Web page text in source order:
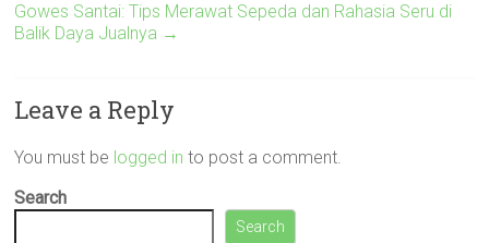
Gowes Santai: Tips Merawat Sepeda dan Rahasia Seru di
Balik Daya Jualnya →
Leave a Reply
You must be logged in to post a comment.
Search
Search